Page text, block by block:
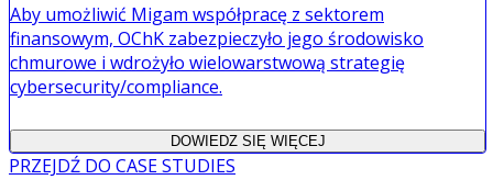
Aby umożliwić Migam współpracę z sektorem
finansowym, OChK zabezpieczyło jego środowisko
chmurowe i wdrożyło wielowarstwową strategię
cybersecurity/compliance.
DOWIEDZ SIĘ WIĘCEJ
PRZEJDŹ DO CASE STUDIES